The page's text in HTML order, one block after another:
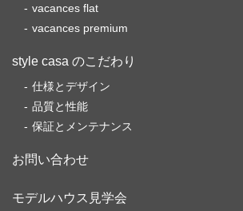
vacances flat
vacances premium
style casa のこだわり
仕様とデザイン
品質と性能
保証とメンテナンス
お問い合わせ
モデルハウス見学会